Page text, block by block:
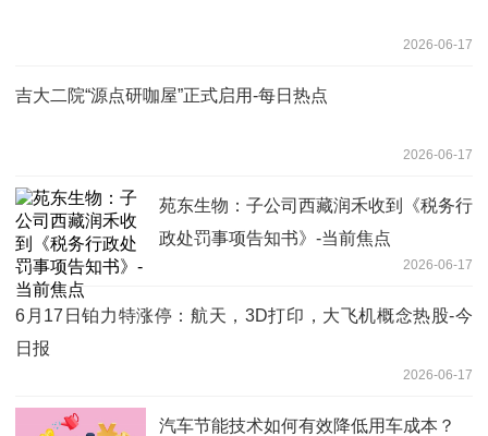
2026-06-17
吉大二院“源点研咖屋”正式启用-每日热点
2026-06-17
苑东生物：子公司西藏润禾收到《税务行
政处罚事项告知书》-当前焦点
2026-06-17
6月17日铂力特涨停：航天，3D打印，大飞机概念热股-今
日报
2026-06-17
汽车节能技术如何有效降低用车成本？